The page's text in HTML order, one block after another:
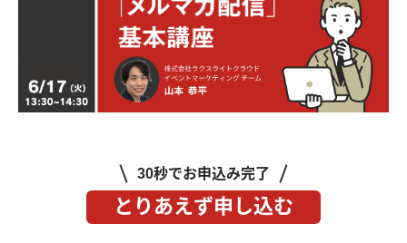
30秒でお申込み完了
とりあえず申し込む